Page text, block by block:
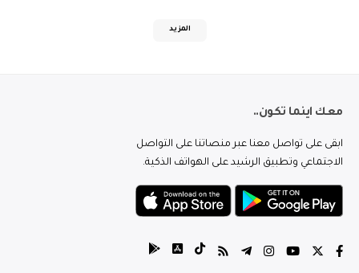
المزيد
معك اينما تكون..
ابقى على تواصل معنا عبر منصاتنا على التواصل
الاجتماعي وتطبيق الرشيد على الهواتف الذكية.